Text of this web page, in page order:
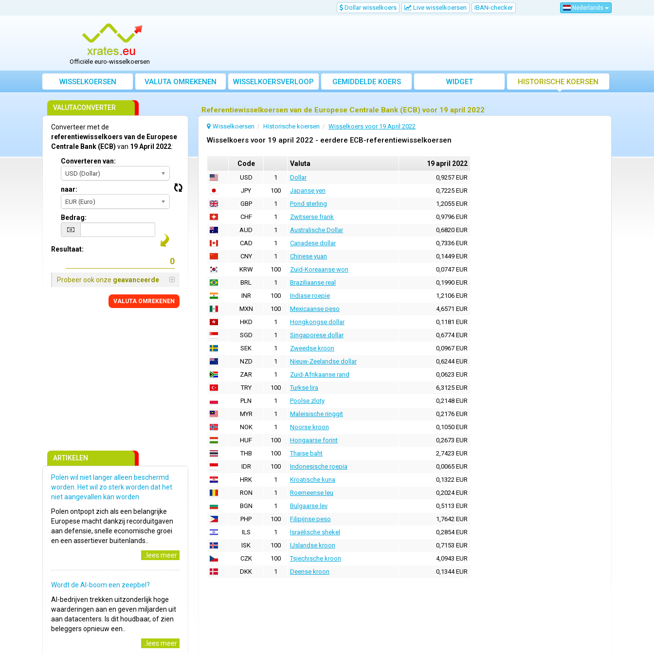
Dollar wisselkoers Live wisselkoersen IBAN-checker Nederlands
Officiële euro-wisselkoersen
WISSELKOERSEN VALUTA OMREKENEN WISSELKOERSVERLOOP GEMIDDELDE KOERS WIDGET HISTORISCHE KOERSEN
Referentiewisselkoersen van de Europese Centrale Bank (ECB) voor 19 april 2022
Wisselkoersen Historische koersen Wisselkoers voor 19 April 2022
Wisselkoers voor 19 april 2022 - eerdere ECB-referentiewisselkoersen
Code Valuta 19 april 2022
USD 1 Dollar
0,9257 EUR
JPY
100 Japanse yen
0,7225 EUR
GBP
1 Pond sterling
1,2055 EUR
CHF
1 Zwitserse frank
0,9796 EUR
AUD
1 Australische Dollar
0,6820 EUR
CAD
1 Canadese dollar
0,7336 EUR
CNY
1 Chinese yuan
0,1449 EUR
KRW
100 Zuid-Koreaanse won
0,0747 EUR
BRL
1 Braziliaanse real
0,1990 EUR
INR
100 Indiase roepie
1,2106 EUR
MXN
100 Mexicaanse peso
4,6571 EUR
HKD
1 Hongkongse dollar
0,1181 EUR
SGD
1 Singaporese dollar
0,6774 EUR
SEK
1 Zweedse kroon
0,0967 EUR
NZD
1 Nieuw-Zeelandse dollar
0,6244 EUR
ZAR
1 Zuid-Afrikaanse rand
0,0623 EUR
TRY
100 Turkse lira
6,3125 EUR
PLN
1 Poolse zloty
0,2148 EUR
MYR
1 Maleisische ringgit
0,2176 EUR
NOK
1 Noorse kroon
0,1050 EUR
HUF
100 Hongaarse forint
0,2673 EUR
THB
100 Thaise baht
2,7423 EUR
IDR
100 Indonesische roepia
0,0065 EUR
HRK
1 Kroatische kuna
0,1322 EUR
RON
1 Roemeense leu
0,2024 EUR
BGN
1 Bulgaarse lev
0,5113 EUR
PHP
100 Filipijnse peso
1,7642 EUR
ILS
1 Israëlische shekel
0,2854 EUR
ISK
100 IJslandse kroon
0,7153 EUR
CZK
100 Tsjechische kroon
4,0943 EUR
DKK
1 Deense kroon 0,1344 EUR
VALUTACONVERTER
Converteer met de
referentiewisselkoers van de Europese
Centrale Bank (ECB) van 19 April 2022:
Converteren van:
USD (Dollar)
naar:
EUR (Euro)
Bedrag:
Resultaat:
Probeer ook onze geavanceerde
VALUTA OMREKENEN
ARTIKELEN
Polen wil niet langer alleen beschermd
worden. Het wil zo sterk worden dat het
niet aangevallen kan worden
Polen ontpopt zich als een belangrijke
Europese macht dankzij recorduitgaven
aan defensie, snelle economische groei
en een assertiever buitenlands..
..lees meer
Wordt de AI-boom een zeepbel?
AI-bedrijven trekken uitzonderlijk hoge
waarderingen aan en geven miljarden uit
aan datacenters. Is dit houdbaar, of zien
beleggers opnieuw een..
..lees meer